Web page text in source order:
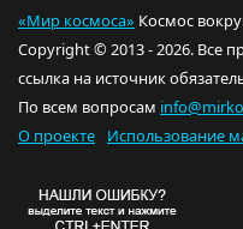
«Мир космоса» Космос
Copyright © 2013 - 2026. Все
ссылка на источник
По всем вопросам
О проекте
Использование